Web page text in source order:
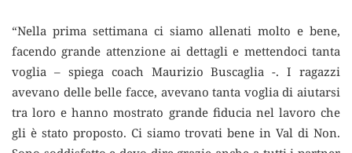
“Nella prima settimana ci siamo allenati molto e bene,
facendo grande attenzione ai dettagli e mettendoci tanta
voglia – spiega coach Maurizio Buscaglia -. I ragazzi
avevano delle belle facce, avevano tanta voglia di aiutarsi
tra loro e hanno mostrato grande fiducia nel lavoro che
gli è stato proposto. Ci siamo trovati bene in Val di Non.